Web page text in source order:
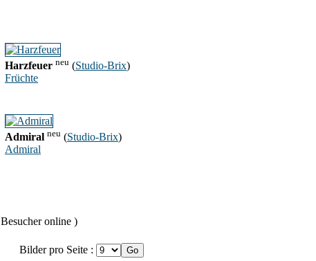
Harzfeuer neu (Studio-Brix)
Früchte
Admiral neu (Studio-Brix)
Admiral
Besucher online )
Bilder pro Seite :